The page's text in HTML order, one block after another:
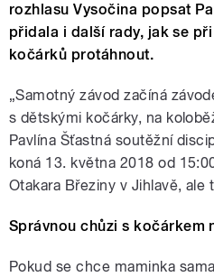
rozhlasu Vysočina popsat
přidala i další rady, jak se
kočárků protáhnout.
„Samotný závod začíná
s dětskými kočárky, na
Pavlína Šťastná soutěžní
koná 13. května 2018 od
Otakara Březiny v Jihlavě, ale
Správnou chůzi s kočárkem
Pokud se chce maminka